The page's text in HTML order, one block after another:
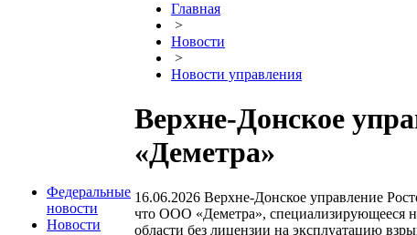
Федеральные
новости
Новости
Главная
>
Новости
>
Новости управления
Верхне-Донское
«Деметра»
16.06.2026 Верхне-Донское управление
что ООО «Деметра», специализирующееся
области без лицензии на эксплуатацию